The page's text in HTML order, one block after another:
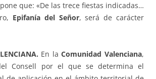
que: «De las trece fiestas indicadas…
Epifanía del Señor, será de carácter
En laComunidad Valenciana,
Consell por el que se determina el